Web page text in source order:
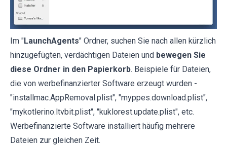
Im "LaunchAgents" Ordner, suchen Sie nach allen kürzlich
hinzugefügten, verdächtigen Dateien und bewegen Sie
diese Ordner in den Papierkorb. Beispiele für Dateien,
die von werbefinanzierter Software erzeugt wurden -
"installmac.AppRemoval.plist", "myppes.download.plist",
"mykotlerino.ltvbit.plist", "kuklorest.update.plist", etc.
Werbefinanzierte Software installiert häufig mehrere
Dateien zur gleichen Zeit.